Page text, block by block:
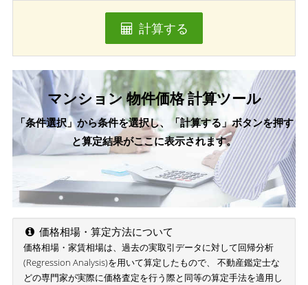
計算する
マンション 物件価格 計算ツール
「条件選択」から条件を選択し、「計算する」ボタンを押す
と算定結果がここに表示されます。
価格相場・算定方法について
価格相場・家賃相場は、過去の実取引データに対して回帰分析
(Regression Analysis)を用いて算定したもので、 不動産鑑定士な
どの専門家が実際に価格査定を行う際と同等の算定手法を適用し